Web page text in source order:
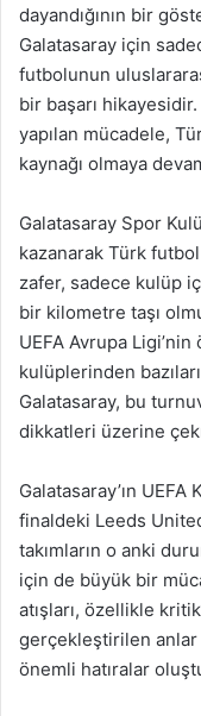
dayandığının bir
Galatasaray için
futbolunun
bir başarı
yapılan mücadele,
kaynağı olmaya
Galatasaray Spor
kazanarak Türk
zafer, sadece kulüp
bir kilometre taşı
UEFA Avrupa
kulüplerinden
Galatasaray, bu
dikkatleri üzerine
Galatasaray’ın
finaldeki Leeds
takımların o anki
için de büyük bir
atışları, özellikle
gerçekleştirilen
önemli hatıralar